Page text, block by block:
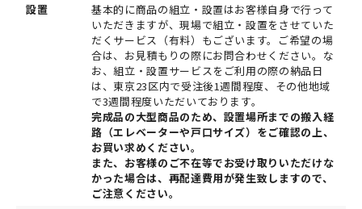
設置
基本的に商品の組立・設置はお客様自身で行って
いただきますが、現場で組立・設置をさせていた
だくサービス（有料）もございます。ご希望の場
合は、お見積もりの際にお問合わせください。な
お、組立・設置サービスをご利用の際の納品日
は、東京23区内で受注後1週間程度、その他地域
で3週間程度いただいております。
完成品の大型商品のため、設置場所までの搬入経
路（エレベーターや戸口サイズ）をご確認の上、
お買い求めください。
また、お客様のご不在等でお受け取りいただけな
かった場合は、再配達費用が発生致しますので、
ご注意ください。